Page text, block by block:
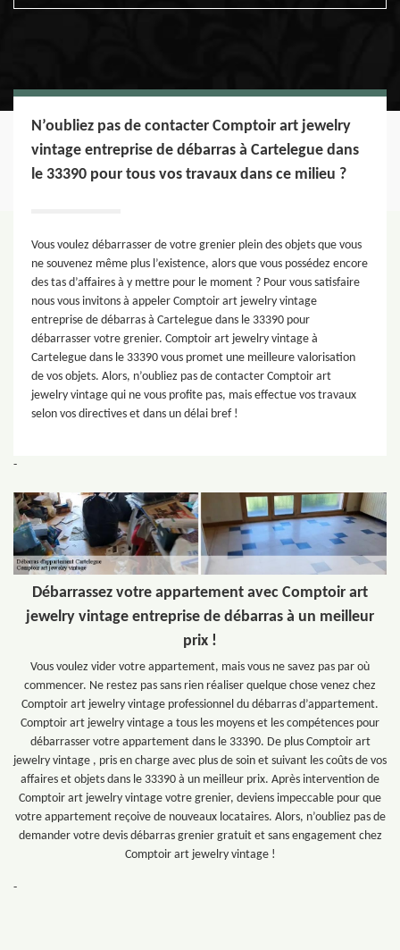
N’oubliez pas de contacter Comptoir art jewelry
vintage entreprise de débarras à Cartelegue dans
le 33390 pour tous vos travaux dans ce milieu ?
Vous voulez débarrasser de votre grenier plein des objets que vous
ne souvenez même plus l’existence, alors que vous possédez encore
des tas d’affaires à y mettre pour le moment ? Pour vous satisfaire
nous vous invitons à appeler Comptoir art jewelry vintage
entreprise de débarras à Cartelegue dans le 33390 pour
débarrasser votre grenier. Comptoir art jewelry vintage à
Cartelegue dans le 33390 vous promet une meilleure valorisation
de vos objets. Alors, n’oubliez pas de contacter Comptoir art
jewelry vintage qui ne vous profite pas, mais effectue vos travaux
selon vos directives et dans un délai bref !
-
Débarrassez votre appartement avec Comptoir art
jewelry vintage entreprise de débarras à un meilleur
prix !
Vous voulez vider votre appartement, mais vous ne savez pas par où
commencer. Ne restez pas sans rien réaliser quelque chose venez chez
Comptoir art jewelry vintage professionnel du débarras d’appartement.
Comptoir art jewelry vintage a tous les moyens et les compétences pour
débarrasser votre appartement dans le 33390. De plus Comptoir art
jewelry vintage , pris en charge avec plus de soin et suivant les coûts de vos
affaires et objets dans le 33390 à un meilleur prix. Après intervention de
Comptoir art jewelry vintage votre grenier, deviens impeccable pour que
votre appartement reçoive de nouveaux locataires. Alors, n’oubliez pas de
demander votre devis débarras grenier gratuit et sans engagement chez
Comptoir art jewelry vintage !
-